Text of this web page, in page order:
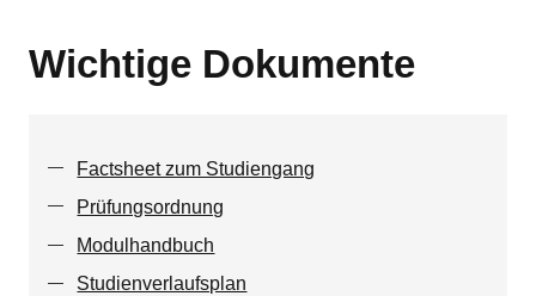
Wichtige Dokumente
Factsheet zum Studiengang
Prüfungsordnung
Modulhandbuch
Studienverlaufsplan